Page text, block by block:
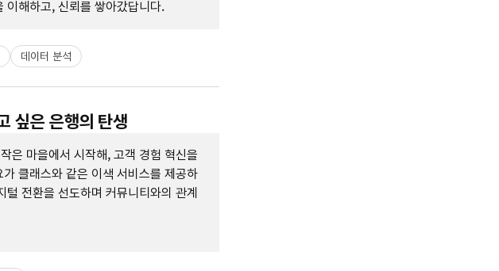
이해하고, 신뢰를 쌓아갔답니다.
데이터 분석
싶은 은행의 탄생
은 마을에서 시작해, 고객 경험 혁신을
클래스와 같은 이색 서비스를 제공하
털 전환을 선도하며 커뮤니티와의 관계